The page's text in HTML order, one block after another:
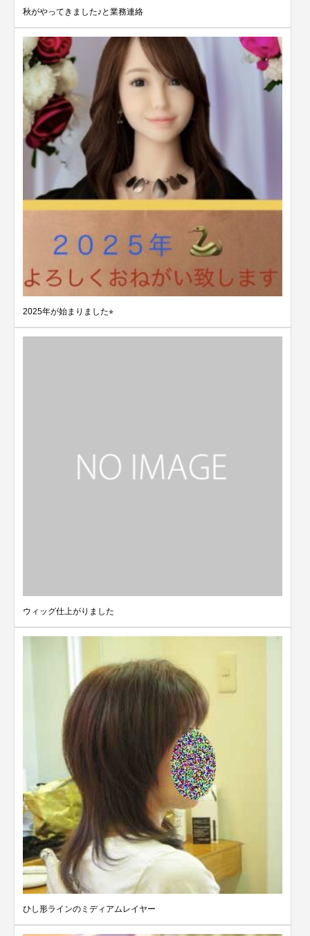
秋がやってきました♪と業務連絡
2025年が始まりました⭐︎
ウィッグ仕上がりました
ひし形ラインのミディアムレイヤー